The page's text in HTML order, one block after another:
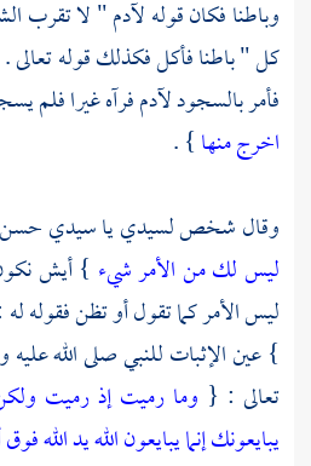
وباطنا فكان قولهلآدم" لا تقرب
كل " باطنا فأكل فكذلك قوله تعالى
فأمر بالسجودلآدمفرآه غيرا فلم
اخرج منها} .
وقال شخص لسيدي يا سيدي حسن
ليس لك من الأمر شيء } أيش
ليس الأمر كما تقول أو تظن فقوله
} عين الإثبات للنبي صلى الله
تعالى : { وما رميت إذ رميت
يبايعونك إنما يبايعون الله يد الله